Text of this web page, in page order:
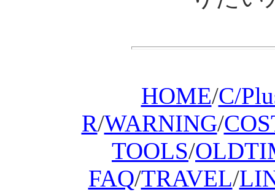
HOME/C/
R/WARNING/
TOOLS/
FAQ/TRAVEL/